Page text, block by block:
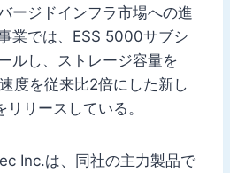
ージドインフラ市場への進
業では、ESS 5000サブシ
ルし、ストレージ容量を
度を従来比2倍にした新し
リースしている。
Inc.は、同社の主力製品で